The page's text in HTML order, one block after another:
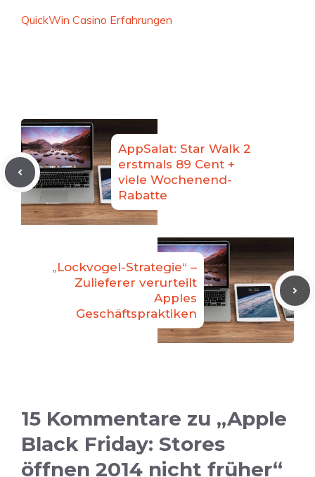
QuickWin Casino Erfahrungen
AppSalat: Star Walk 2
erstmals 89 Cent +
viele Wochenend-
Rabatte
„Lockvogel-Strategie“ –
Zulieferer verurteilt
Apples
Geschäftspraktiken
15 Kommentare zu „Apple
Black Friday: Stores
öffnen 2014 nicht früher“